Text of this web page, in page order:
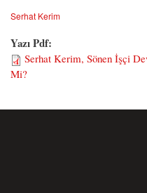
Serhat Kerim
Yazı Pdf:
Serhat Kerim, Sönen İşçi
Mi?